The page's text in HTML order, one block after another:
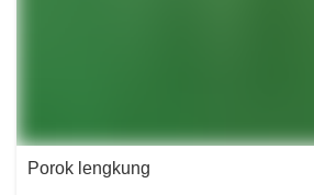
Porok lengkung